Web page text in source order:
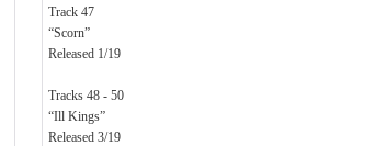
Track 47
“Scorn”
Released 1/19
Tracks 48 - 50
“Ill Kings”
Released 3/19